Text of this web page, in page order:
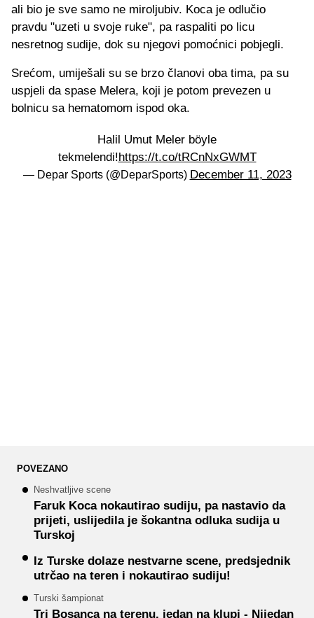
ali bio je sve samo ne miroljubiv. Koca je odlučio
pravdu "uzeti u svoje ruke", pa raspaliti po licu
nesretnog sudije, dok su njegovi pomoćnici pobjegli.
Srećom, umiješali su se brzo članovi oba tima, pa su
uspjeli da spase Melera, koji je potom prevezen u
bolnicu sa hematomom ispod oka.
Halil Umut Meler böyle
tekmelendi!https://t.co/tRCnNxGWMT
— Depar Sports (@DeparSports) December 11, 2023
POVEZANO
Neshvatljive scene
Faruk Koca nokautirao sudiju, pa nastavio da
prijeti, uslijedila je šokantna odluka sudija u
Turskoj
Iz Turske dolaze nestvarne scene, predsjednik
utrčao na teren i nokautirao sudiju!
Turski šampionat
Tri Bosanca na terenu, jedan na klupi - Nijedan